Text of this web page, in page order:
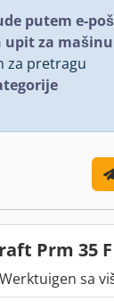
putem e-
upit za mašinu
za pretragu
Prm 35 F
sa